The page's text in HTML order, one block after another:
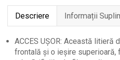
-
Gri
Descriere Informații
ACCES UȘOR: Această litieră
frontală și o ieșire